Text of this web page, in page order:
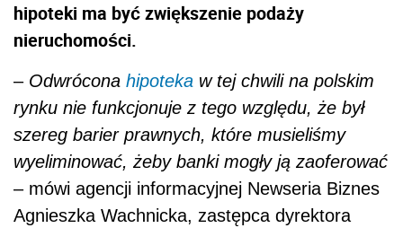
hipoteki ma być zwiększenie podaży
nieruchomości.
– Odwrócona hipoteka w tej chwili na polskim
rynku nie funkcjonuje z tego względu, że był
szereg barier prawnych, które musieliśmy
wyeliminować, żeby banki mogły ją zaoferować
– mówi agencji informacyjnej Newseria Biznes
Agnieszka Wachnicka, zastępca dyrektora